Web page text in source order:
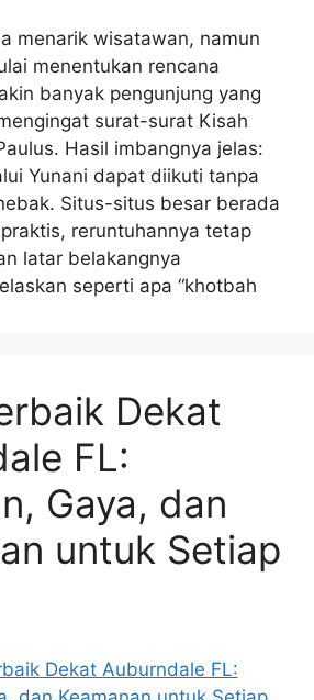
menarik wisatawan, namun
menentukan rencana
banyak pengunjung yang
surat-surat Kisah
Hasil imbangnya jelas:
Yunani dapat diikuti tanpa
Situs-situs besar berada
reruntuhannya tetap
latar belakangnya
seperti apa “khotbah
Dekat
FL:
Gaya, dan
untuk Setiap